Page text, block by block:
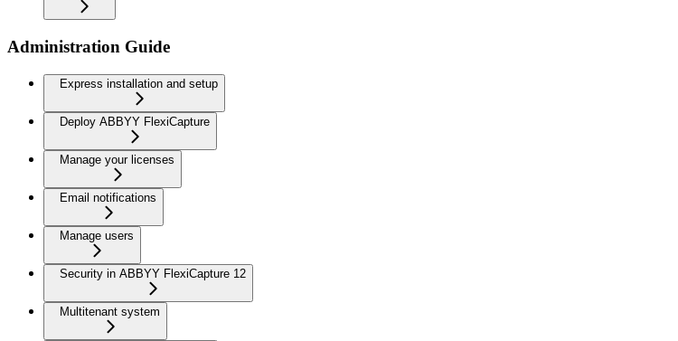
Administration Guide
Express installation and setup
Deploy ABBYY FlexiCapture
Manage your licenses
Email notifications
Manage users
Security in ABBYY FlexiCapture 12
Multitenant system